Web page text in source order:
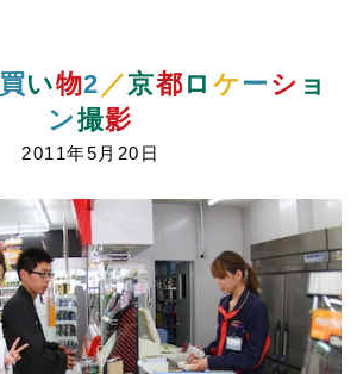
買い物2 ／京都ロ ケ ー シ ョ
ン撮影
2011年5月20日